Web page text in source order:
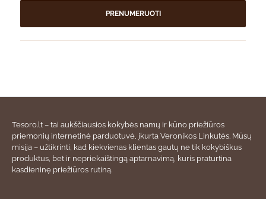
PRENUMERUOTI
Tesoro.lt – tai aukščiausios kokybės namų ir kūno priežiūros
priemonių internetinė parduotuvė, įkurta Veronikos Linkutės. Mūsų
misija – užtikrinti, kad kiekvienas klientas gautų ne tik kokybiškus
produktus, bet ir nepriekaištingą aptarnavimą, kuris praturtina
kasdieninę priežiūros rutiną.